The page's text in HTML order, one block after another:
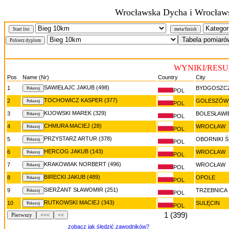
Wrocławska Dycha i
Start list meta/finish
WYNIKI/
Pos Name (Nr) Country
City
1
SAWIEŁAJC JAKUB (498) POL
2 TOCHOWICZ KASPER (377) POL GOLESZÓW
3 KIJOWSKI MAREK (329) POL
4 CHMURA MACIEJ (28) POL WROCŁAW
5 PRZYSTARZ ARTUR (378) POL OBORNIKI
6 HERCOG JAKUB (143) POL WROCŁAW
7 KRAKOWIAK NORBERT (496) POL WROCŁAW
8 BIRECKI JAKUB (489) POL OPOLE
9 SIERŻANT SŁAWOMIR (251) POL TRZEBNICA
10 RUTKOWSKI MACIEJ (343) POL SULĘCIN
Pierwszy <<< << 1 (399)
zobacz jak śledzić zawodników?